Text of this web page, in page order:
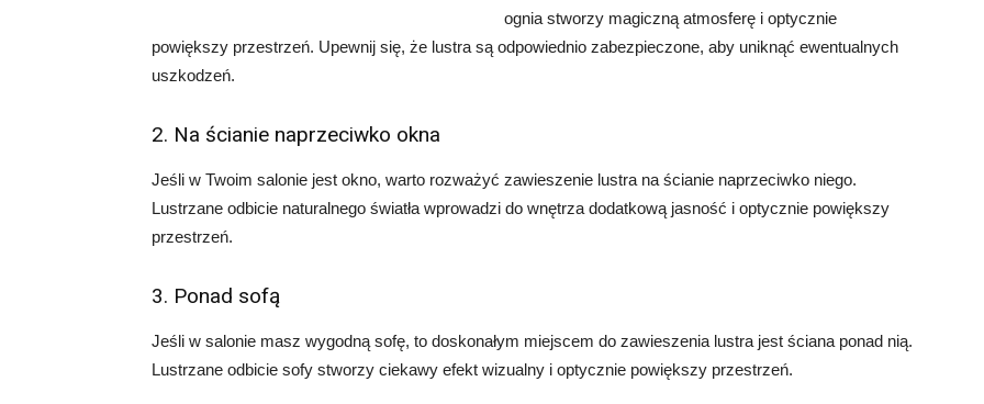
ognia stworzy magiczną atmosferę i optycznie
powiększy przestrzeń. Upewnij się, że lustra są odpowiednio zabezpieczone, aby uniknąć ewentualnych
uszkodzeń.
2. Na ścianie naprzeciwko okna
Jeśli w Twoim salonie jest okno, warto rozważyć zawieszenie lustra na ścianie naprzeciwko niego.
Lustrzane odbicie naturalnego światła wprowadzi do wnętrza dodatkową jasność i optycznie powiększy
przestrzeń.
3. Ponad sofą
Jeśli w salonie masz wygodną sofę, to doskonałym miejscem do zawieszenia lustra jest ściana ponad nią.
Lustrzane odbicie sofy stworzy ciekawy efekt wizualny i optycznie powiększy przestrzeń.